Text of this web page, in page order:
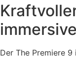
Der The Premiere